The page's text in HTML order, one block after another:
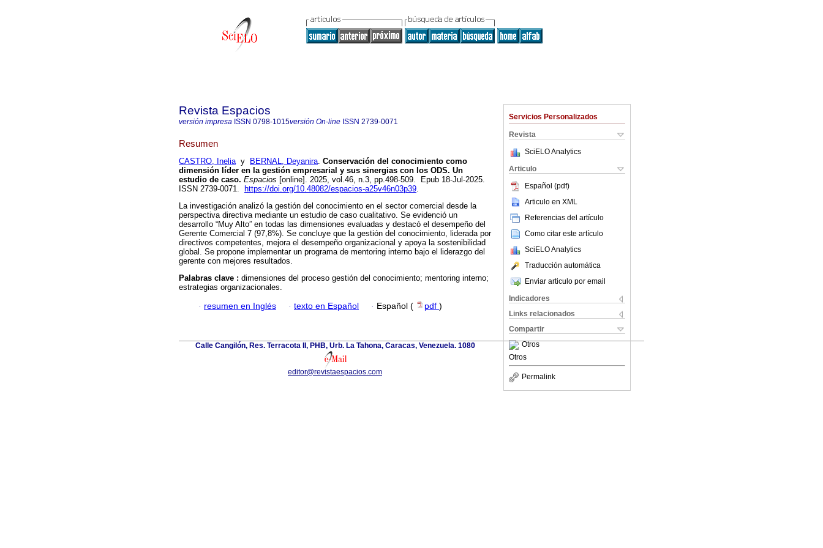
Servicios Personalizados
Revista
SciELO Analytics
Articulo
Español (pdf)
Articulo en XML
Referencias del artículo
Como citar este artículo
SciELO Analytics
Traducción automática
Enviar articulo por email
Indicadores
Links relacionados
Compartir
Otros
Otros
Permalink
Revista Espacios
versión impresa ISSN 0798-1015versión On-line ISSN 2739-0071
Resumen
CASTRO, Ineliay BERNAL, Deyanira. Conservación del conocimiento como
dimensión líder en la gestión empresarial y sus sinergias con los ODS. Un
estudio de caso. Espacios [online]. 2025, vol.46, n.3, pp.498-509. Epub 18-Jul-2025.
ISSN 2739-0071.
https://doi.org/10.48082/espacios-a25v46n03p39.
La investigación analizó la gestión del conocimiento en el sector comercial desde la
perspectiva directiva mediante un estudio de caso cualitativo. Se evidenció un
desarrollo “Muy Alto” en todas las dimensiones evaluadas y destacó el desempeño del
Gerente Comercial 7 (97,8%). Se concluye que la gestión del conocimiento, liderada por
directivos competentes, mejora el desempeño organizacional y apoya la sostenibilidad
global. Se propone implementar un programa de mentoring interno bajo el liderazgo del
gerente con mejores resultados.
Palabras clave : dimensiones del proceso gestión del conocimiento; mentoring interno;
estrategias organizacionales.
· resumen en Inglés · texto en Español · Español ( pdf )
Calle Cangilón, Res. Terracota II, PHB, Urb. La Tahona, Caracas, Venezuela. 1080
editor@revistaespacios.com